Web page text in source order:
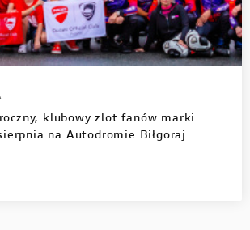
klubowy zlot fanów marki
na Autodromie Biłgoraj